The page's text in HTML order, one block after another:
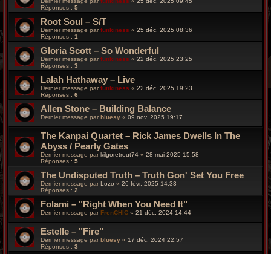
Réponses : 5
Root Soul – S/T
Dernier message parfunkiness « 25 déc. 2025 08:36
Réponses : 1
Gloria Scott – So Wonderful
Dernier message par funkiness « 22 déc. 2025 23:25
Réponses : 3
Lalah Hathaway – Live
Dernier message parfunkiness « 22 déc. 2025 19:23
Réponses : 6
Allen Stone – Building Balance
Dernier message par bluesy « 09 nov. 2025 19:17
The Kanpai Quartet – Rick James Dwells In The
Abyss / Pearly Gates
Dernier message par kilgoretrout74 « 28 mai 2025 15:58
Réponses : 5
The Undisputed Truth – Truth Gon' Set You Free
Dernier message par Lozo « 26 févr. 2025 14:33
Réponses : 2
Folami – "Right When You Need It"
Dernier message parFrenCHIC « 21 déc. 2024 14:44
Estelle – "Fire"
Dernier message par bluesy « 17 déc. 2024 22:57
Réponses : 3